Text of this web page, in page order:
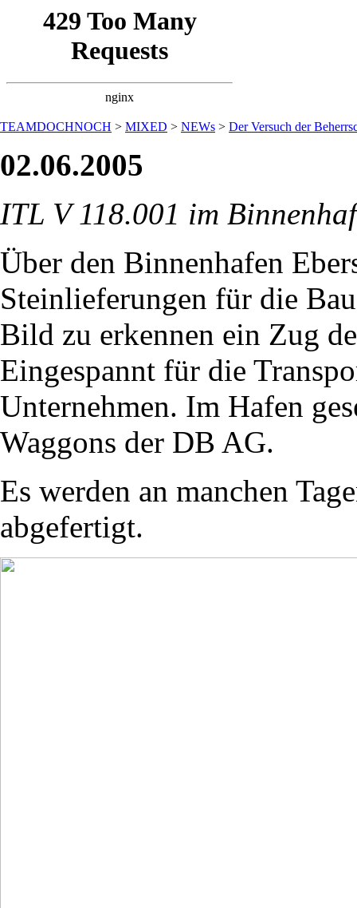
TEAMDOCHNOCH > MIXED > NEWs > Der Versuch der
02.06.2005
ITL V 118.001 im
Über den Binnenhafen
Steinlieferungen für die
Bild zu erkennen ein Zug
Eingespannt für die
Unternehmen. Im Hafen
Waggons der DB AG.
Es werden an manchen
abgefertigt.